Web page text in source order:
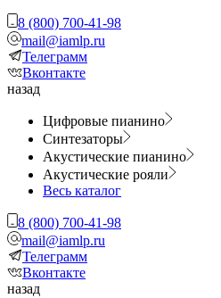
8 (800) 700-41-98
mail@iamlp.ru
Телеграмм
Вконтакте
назад
Цифровые пианино
Синтезаторы
Акустические пианино
Акустические рояли
Весь каталог
8 (800) 700-41-98
mail@iamlp.ru
Телеграмм
Вконтакте
назад